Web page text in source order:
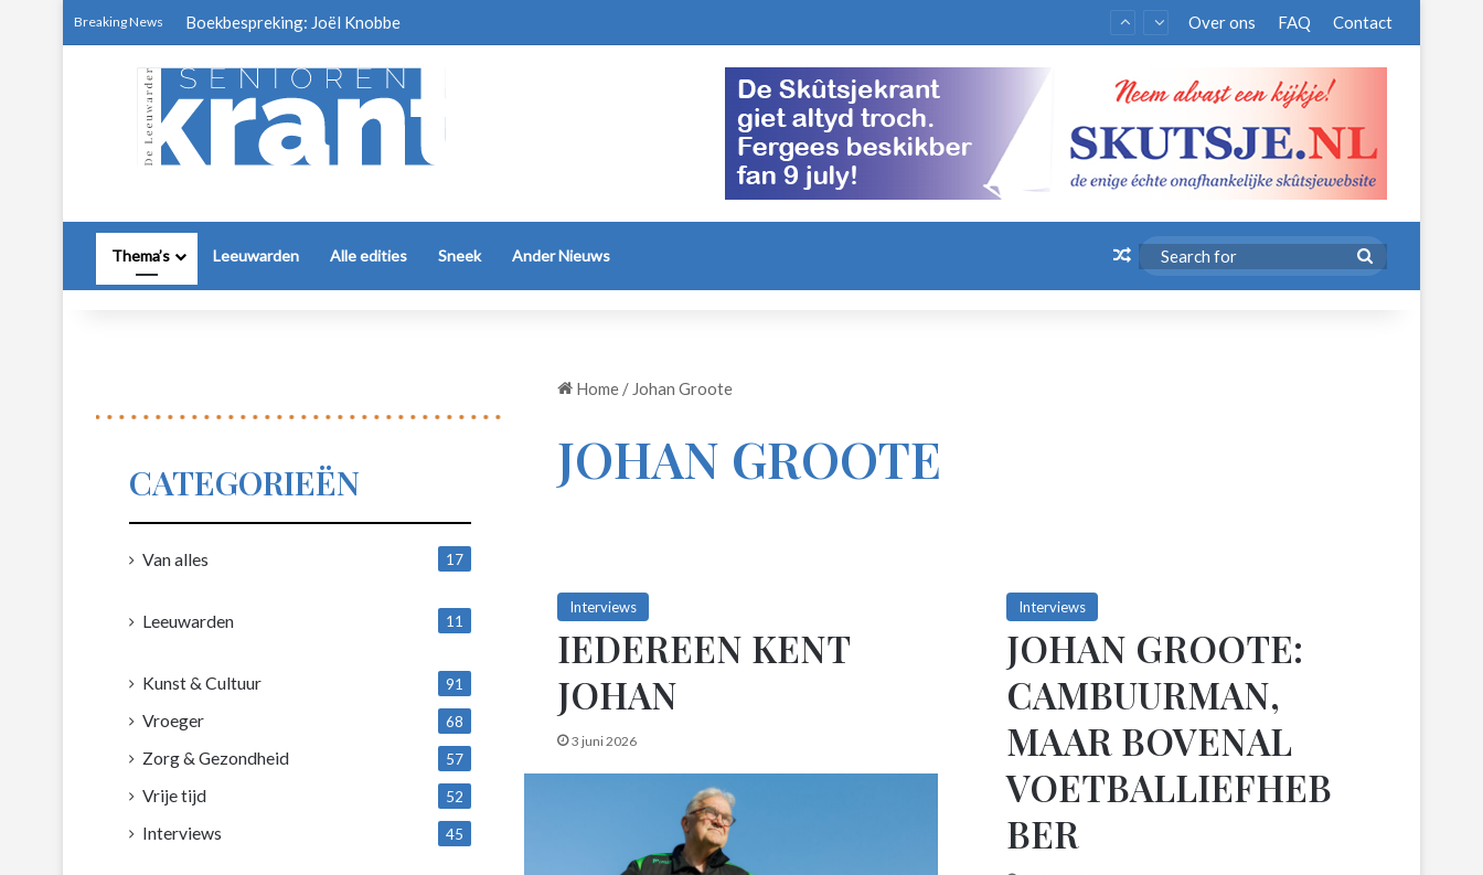
Breaking News Boekbespreking: Joël Knobbe Over ons FAQ Contact
Thema’s Leeuwarden Alle edities Sneek Ander Nieuws Random Article
for
Home / Johan Groote
JOHAN GROOTE
Interviews
IEDEREEN KENT
JOHAN
3 juni 2026
Interviews
JOHAN GROOTE:
CAMBUURMAN,
MAAR BOVENAL
VOETBALLIEFHEB
BER
CATEGORIEËN
Van alles
17
Leeuwarden
11
Kunst & Cultuur 91
Vroeger 68
Zorg & Gezondheid 57
Vrije tijd 52
Interviews 45